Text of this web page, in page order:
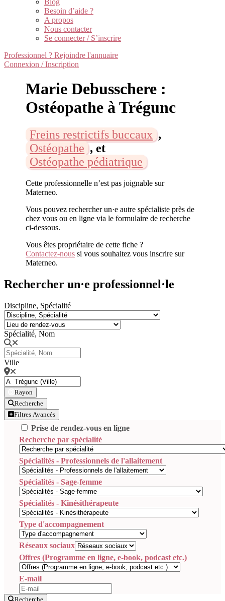
Blog
Besoin d’aide ?
A propos
Nous contacter
Se connecter / S’inscrire
Professionnel ? Rejoindre l'annuaire
Connexion / Inscription
Marie Debusschere :
Ostéopathe à Trégunc
Freins restrictifs buccaux ,
Ostéopathe , et
Ostéopathe pédiatrique
Cette professionnelle n’est pas joignable sur
Materneo.
Vous pouvez rechercher un·e autre spécialiste près de
chez vous ou en ligne via le formulaire de recherche
ci-dessous.
Vous êtes propriétaire de cette fiche ?
Contactez-nous si vous souhaitez vous inscrire sur
Materneo.
Rechercher un·e professionnel·le
Discipline, Spécialité
Spécialité, Nom
Ville
Rayon
Recherche
Filtres Avancés
Prise de rendez-vous en ligne
Recherche par spécialité
Spécialités - Professionnels de l'allaitement
Spécialités - Sage-femme
Spécialités - Kinésithérapeute
Type d'accompagnement
Réseaux sociaux
Offres (Programme en ligne, e-book, podcast etc.)
E-mail
Recherche